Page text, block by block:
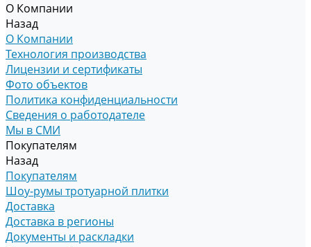
О Компании
Назад
О Компании
Технология производства
Лицензии и сертификаты
Фото объектов
Политика конфиденциальности
Сведения о работодателе
Мы в СМИ
Покупателям
Назад
Покупателям
Шоу-румы тротуарной плитки
Доставка
Доставка в регионы
Документы и раскладки